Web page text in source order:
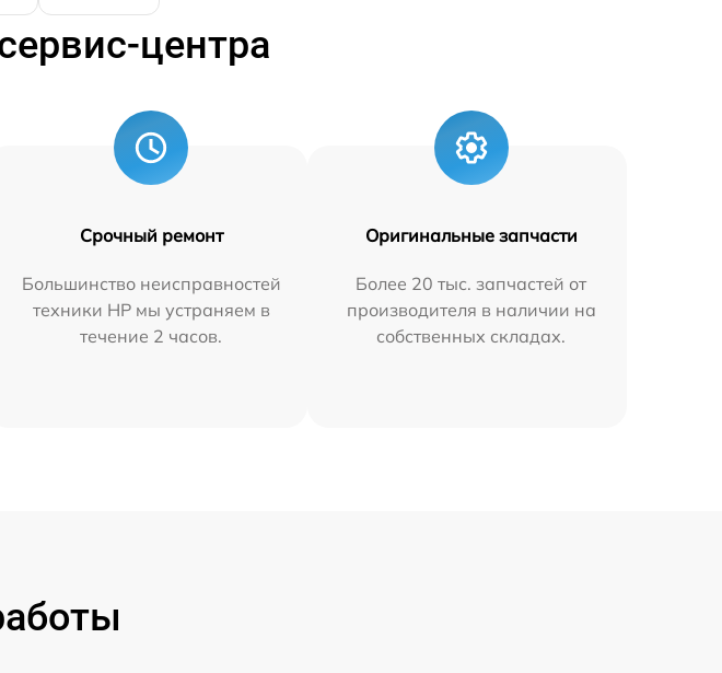
центра
Срочный ремонт
Большинство неисправностей
техники HP мы устраняем в
течение 2 часов.
Оригинальные запчасти
Более 20 тыс. запчастей от
производителя в наличии на
собственных складах.